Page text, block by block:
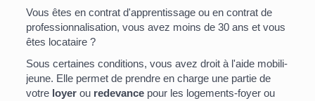
Vous êtes en contrat d'apprentissage ou en contrat de
professionnalisation, vous avez moins de 30 ans et vous
êtes locataire ?
Sous certaines conditions, vous avez droit à l'aide mobili-
jeune. Elle permet de prendre en charge une partie de
votre loyerou redevancepour les logements-foyer ou